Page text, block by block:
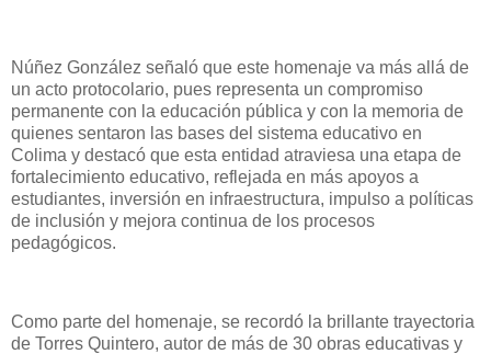
Núñez González señaló que este homenaje va más allá de
un acto protocolario, pues representa un compromiso
permanente con la educación pública y con la memoria de
quienes sentaron las bases del sistema educativo en
Colima y destacó que esta entidad atraviesa una etapa de
fortalecimiento educativo, reflejada en más apoyos a
estudiantes, inversión en infraestructura, impulso a políticas
de inclusión y mejora continua de los procesos
pedagógicos.
Como parte del homenaje, se recordó la brillante trayectoria
de Torres Quintero, autor de más de 30 obras educativas y